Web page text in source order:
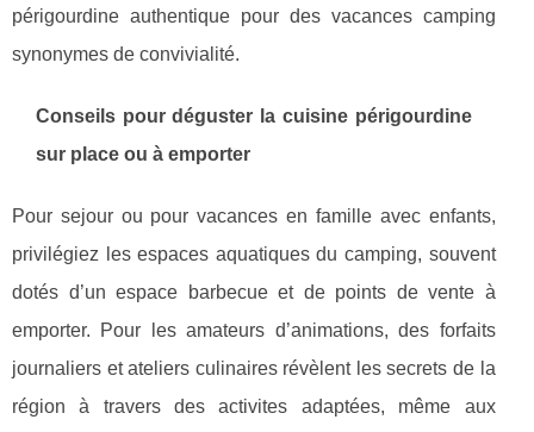
périgourdine authentique pour des vacances camping
synonymes de convivialité.
Conseils pour déguster la cuisine périgourdine
sur place ou à emporter
Pour sejour ou pour vacances en famille avec enfants,
privilégiez les espaces aquatiques du camping, souvent
dotés d’un espace barbecue et de points de vente à
emporter. Pour les amateurs d’animations, des forfaits
journaliers et ateliers culinaires révèlent les secrets de la
région à travers des activites adaptées, même aux